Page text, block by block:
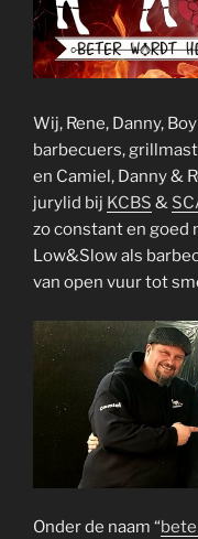
Wij, Rene, Danny,
barbecuers,
en Camiel, Danny &
jurylid bij KCBS &
zo constant en goed
Low&Slow als
van open vuur tot
Onder de naam “